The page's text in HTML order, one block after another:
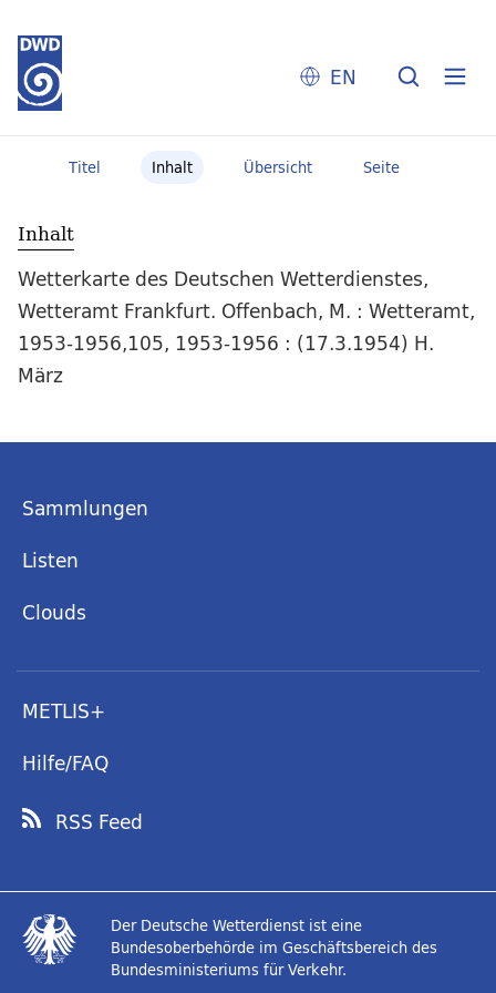
EN
Titel Inhalt Übersicht Seite
Inhalt
Wetterkarte des Deutschen Wetterdienstes,
Wetteramt Frankfurt. Offenbach, M. : Wetteramt,
1953-1956,105, 1953-1956 : (17.3.1954) H.
März
Sammlungen
Listen
Clouds
METLIS+
Hilfe/FAQ
RSS Feed
Der Deutsche Wetterdienst ist eine
Bundesoberbehörde im Geschäftsbereich des
Bundesministeriums für Verkehr.